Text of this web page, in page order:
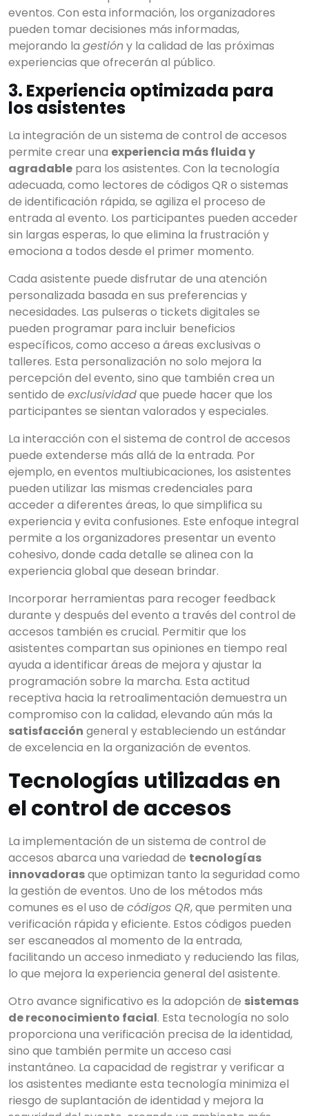
Start typing to see
results.
View all results
eventos. Con esta información, los organizadores
pueden tomar decisiones más informadas,
mejorando la gestióny la calidad de las próximas
experiencias que ofrecerán al público.
3. Experiencia optimizada para
los asistentes
La integración de un sistema de control de accesos
permite crear una experiencia más fluida y
agradable para los asistentes. Con la tecnología
adecuada, como lectores de códigos QR o sistemas
de identificación rápida, se agiliza el proceso de
entrada al evento. Los participantes pueden acceder
sin largas esperas, lo que elimina la frustración y
emociona a todos desde el primer momento.
Cada asistente puede disfrutar de una atención
personalizada basada en sus preferencias y
necesidades. Las pulseras o tickets digitales se
pueden programar para incluir beneficios
específicos, como acceso a áreas exclusivas o
talleres. Esta personalización no solo mejora la
percepción del evento, sino que también crea un
sentido de exclusividadque puede hacer que los
participantes se sientan valorados y especiales.
La interacción con el sistema de control de accesos
puede extenderse más allá de la entrada. Por
ejemplo, en eventos multiubicaciones, los asistentes
pueden utilizar las mismas credenciales para
acceder a diferentes áreas, lo que simplifica su
experiencia y evita confusiones. Este enfoque integral
permite a los organizadores presentar un evento
cohesivo, donde cada detalle se alinea con la
experiencia global que desean brindar.
Incorporar herramientas para recoger feedback
durante y después del evento a través del control de
accesos también es crucial. Permitir que los
asistentes compartan sus opiniones en tiempo real
ayuda a identificar áreas de mejora y ajustar la
programación sobre la marcha. Esta actitud
receptiva hacia la retroalimentación demuestra un
compromiso con la calidad, elevando aún más la
satisfacción general y estableciendo un estándar
de excelencia en la organización de eventos.
Tecnologías utilizadas en
el control de accesos
La implementación de un sistema de control de
accesos abarca una variedad de tecnologías
innovadorasque optimizan tanto la seguridad como
la gestión de eventos. Uno de los métodos más
comunes es el uso de códigos QR, que permiten una
verificación rápida y eficiente. Estos códigos pueden
ser escaneados al momento de la entrada,
facilitando un acceso inmediato y reduciendo las filas,
lo que mejora la experiencia general del asistente.
Otro avance significativo es la adopción de sistemas
de reconocimiento facial. Esta tecnología no solo
proporciona una verificación precisa de la identidad,
sino que también permite un acceso casi
instantáneo. La capacidad de registrar y verificar a
los asistentes mediante esta tecnología minimiza el
riesgo de suplantación de identidad y mejora la